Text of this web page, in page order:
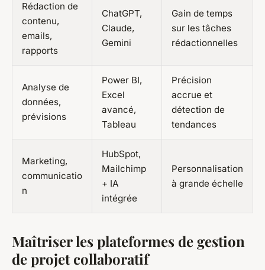
Rédaction de
contenu,
emails,
rapports
ChatGPT,
Claude,
Gemini
Gain de temps
sur les tâches
rédactionnelles
Analyse de
données,
prévisions
Power BI,
Excel
avancé,
Tableau
Précision
accrue et
détection de
tendances
Marketing,
communicatio
n
HubSpot,
Mailchimp
+ IA
intégrée
Personnalisation
à grande échelle
Maîtriser les plateformes de gestion
de projet collaboratif